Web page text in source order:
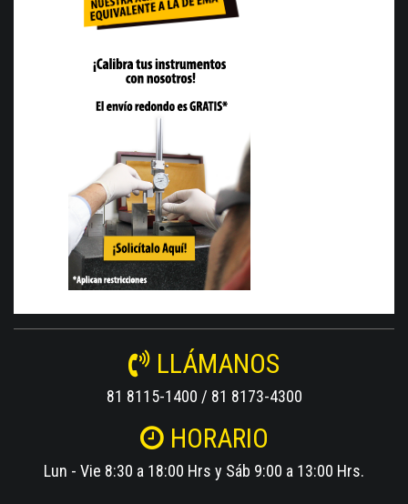
LLÁMANOS
81 8115-1400 / 81 8173-4300
HORARIO
Lun - Vie 8:30 a 18:00 Hrs y Sáb 9:00 a 13:00 Hrs.